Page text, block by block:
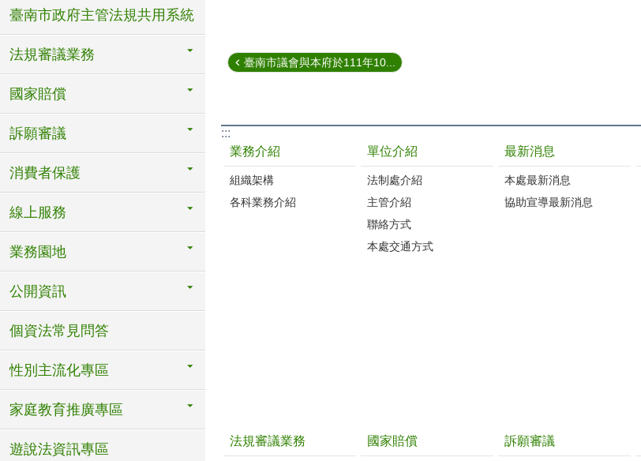
臺南市政府主管法規共用系統
法規審議業務
國家賠償
訴願審議
消費者保護
線上服務
業務園地
公開資訊
個資法常見問答
性別主流化專區
家庭教育推廣專區
遊說法資訊專區
臺南市議會與本府於111年10...
:::
業務介紹
組織架構
各科業務介紹
單位介紹
法制處介紹
主管介紹
聯絡方式
本處交通方式
最新消息
本處最新消息
協助宣導最新消息
法規審議業務 國家賠償 訴願審議